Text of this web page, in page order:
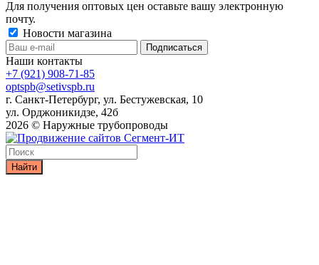
Для получения оптовых цен оставьте вашу электронную
почту.
Новости магазина
Наши контакты
+7 (921) 908-71-85
optspb@setivspb.ru
г. Санкт-Петербург, ул. Бестужевская, 10
ул. Орджоникидзе, 42б
2026 © Наружные трубопроводы
Найти